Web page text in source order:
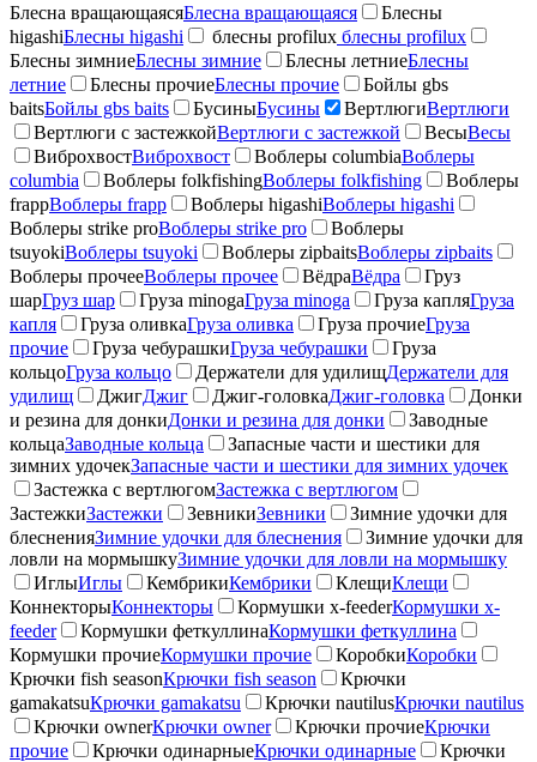
Блесна вращающаясяБлесна вращающаяся
Блесны
higashiБлесны higashi блесны profilux блесны profilux
Блесны зимниеБлесны зимние Блесны летниеБлесны
летние
Блесны прочиеБлесны прочие
Бойлы gbs
baitsБойлы gbs baits БусиныБусины ВертлюгиВертлюги
Вертлюги с застежкойВертлюги с застежкой ВесыВесы
ВиброхвостВиброхвост Воблеры columbiaВоблеры
columbia
Воблеры folkfishingВоблеры folkfishing
Воблеры
frappВоблеры frapp Воблеры higashiВоблеры higashi
Воблеры strike proВоблеры strike pro
Воблеры
tsuyokiВоблеры tsuyoki Воблеры zipbaitsВоблеры zipbaits
Воблеры прочееВоблеры прочее ВёдраВёдра
Груз
шарГруз шар Груза minogaГруза minoga Груза капляГруза
капля
Груза оливкаГруза оливка Груза прочиеГруза
прочие
Груза чебурашкиГруза чебурашки
Груза
кольцоГруза кольцо Держатели для удилищДержатели для
удилищ
ДжигДжиг Джиг-головкаДжиг-головка
Донки
и резина для донкиДонки и резина для донки
Заводные
кольцаЗаводные кольца
Запасные части и шестики для
зимних удочекЗапасные части и шестики для зимних удочек
Застежка с вертлюгомЗастежка с вертлюгом
ЗастежкиЗастежки ЗевникиЗевники
Зимние удочки для
блесненияЗимние удочки для блеснения
Зимние удочки для
ловли на мормышкуЗимние удочки для ловли на мормышку
ИглыИглы КембрикиКембрики КлещиКлещи
КоннекторыКоннекторы Кормушки x-feederКормушки x-
feeder
Кормушки феткуллинаКормушки феткуллина
Кормушки прочиеКормушки прочие КоробкиКоробки
Крючки fish seasonКрючки fish season
Крючки
gamakatsuКрючки gamakatsu Крючки nautilusКрючки nautilus
Крючки ownerКрючки owner Крючки прочиеКрючки
прочие
Крючки одинарныеКрючки одинарные
Крючки